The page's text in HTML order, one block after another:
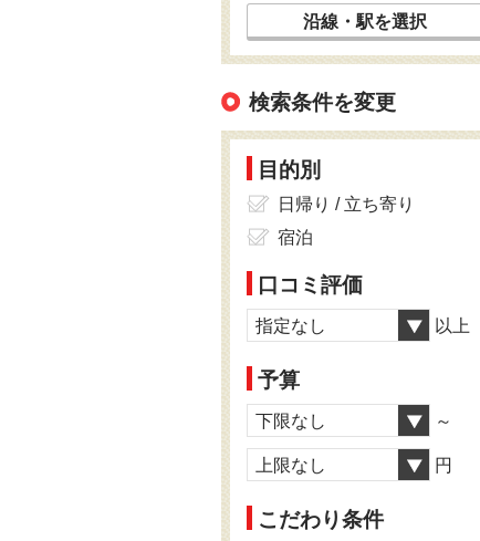
沿線・駅を選択
検索条件を変更
目的別
日帰り / 立ち寄り
宿泊
口コミ評価
指定なし 以上
予算
下限なし ～
上限なし 円
こだわり条件